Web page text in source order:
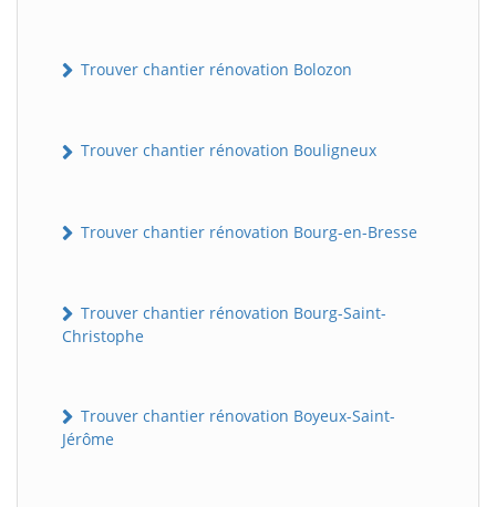
Trouver chantier rénovation Bolozon
Trouver chantier rénovation Bouligneux
Trouver chantier rénovation Bourg-en-Bresse
Trouver chantier rénovation Bourg-Saint-
Christophe
Trouver chantier rénovation Boyeux-Saint-
Jérôme